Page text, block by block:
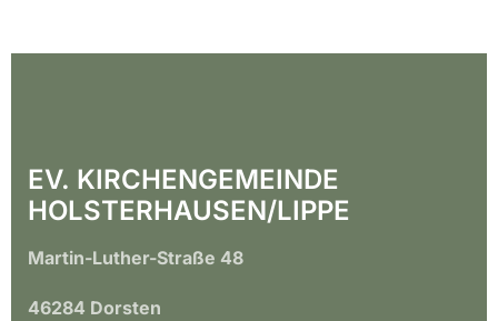
EV. KIRCHENGEMEINDE
HOLSTERHAUSEN/LIPPE
Martin-Luther-Straße 48
46284 Dorsten